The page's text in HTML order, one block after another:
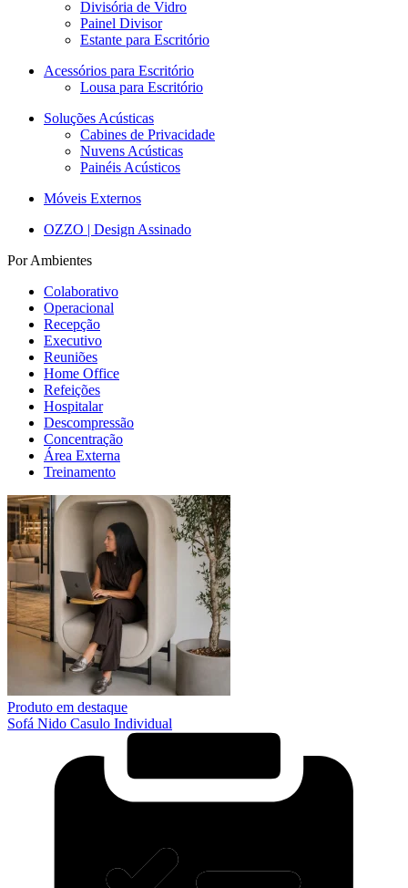
Divisória de Vidro
Painel Divisor
Estante para Escritório
Acessórios para Escritório
Lousa para Escritório
Soluções Acústicas
Cabines de Privacidade
Nuvens Acústicas
Painéis Acústicos
Móveis Externos
OZZO | Design Assinado
Por Ambientes
Colaborativo
Operacional
Recepção
Executivo
Reuniões
Home Office
Refeições
Hospitalar
Descompressão
Concentração
Área Externa
Treinamento
Produto em destaque
Sofá Nido Casulo Individual